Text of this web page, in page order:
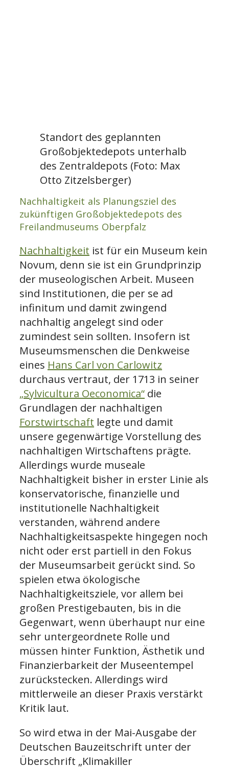
Standort des geplannten
Großobjektedepots unterhalb
des Zentraldepots (Foto: Max
Otto Zitzelsberger)
Nachhaltigkeit als Planungsziel des
zukünftigen Großobjektedepots des
Freilandmuseums Oberpfalz
Nachhaltigkeit ist für ein Museum kein
Novum, denn sie ist ein Grundprinzip
der museologischen Arbeit. Museen
sind Institutionen, die per se ad
infinitum und damit zwingend
nachhaltig angelegt sind oder
zumindest sein sollten. Insofern ist
Museumsmenschen die Denkweise
eines Hans Carl von Carlowitz
durchaus vertraut, der 1713 in seiner
„Sylvicultura Oeconomica“ die
Grundlagen der nachhaltigen
Forstwirtschaft legte und damit
unsere gegenwärtige Vorstellung des
nachhaltigen Wirtschaftens prägte.
Allerdings wurde museale
Nachhaltigkeit bisher in erster Linie als
konservatorische, finanzielle und
institutionelle Nachhaltigkeit
verstanden, während andere
Nachhaltigkeitsaspekte hingegen noch
nicht oder erst partiell in den Fokus
der Museumsarbeit gerückt sind. So
spielen etwa ökologische
Nachhaltigkeitsziele, vor allem bei
großen Prestigebauten, bis in die
Gegenwart, wenn überhaupt nur eine
sehr untergeordnete Rolle und
müssen hinter Funktion, Ästhetik und
Finanzierbarkeit der Museentempel
zurückstecken. Allerdings wird
mittlerweile an dieser Praxis verstärkt
Kritik laut.
So wird etwa in der Mai-Ausgabe der
Deutschen Bauzeitschrift unter der
Überschrift „Klimakiller